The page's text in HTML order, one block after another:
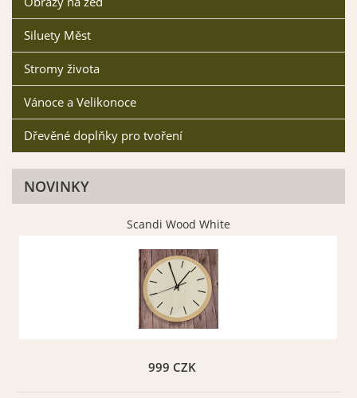
Siluety Měst
Stromy života
Vánoce a Velikonoce
Dřevěné doplňky pro tvoření
NOVINKY
Scandi Wood White
999 CZK